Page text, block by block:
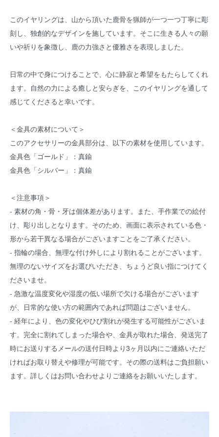
このイヤリングは、山から頂いた鹿骨を猟師が一つ一つ丁寧に彫
刻し、独創的なデザインを施しています。そこに生きる人々の願
いや祈りを象徴し、鹿の力強さと優雅さを表現しました。
日常の中で身につけることで、心に静寂と希望をもたらしてくれ
ます。自然の力による癒しと安らぎを、このイヤリングを通して
感じてくださると幸いです。
＜金具の素材について＞
このアクセサリーの金具部分は、以下の素材を使用しています。
金具色「ゴールド」：真鍮
金具色「シルバー」：真鍮
＜注意事項＞
- 素材の角・骨・牙は個体差があります。また、手作業での絵付
け、彫り出しとなります。そのため、画面に表示されている色・
形から若干異なる場合がございますことをご了承ください。
- 指輪の場合、無理な付け外しにより割れることがございます。
無理のないサイズをお選びいただき、ちょうど良い指につけてく
ださいませ。
- 急激な温度変化や湿度の低い場所で欠ける場合がございます
が、日常的な使い方の範囲内であれば問題はございません。
- 経年により、色の変化やひび割れが発生する可能性がございま
す。完全に割れてしまった場合や、金具が取れた場合、発送完了
時にお送りするメールの送付日時より3ヶ月以内にご連絡いただ
ければお取り替えや修理が可能です。その際の送料はご負担願い
ます。詳しくはお問い合わせよりご連絡をお願いいたします。